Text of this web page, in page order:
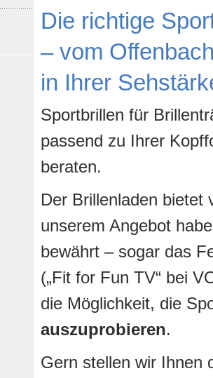
Die richtige
– vom
in Ihrer
Sportbrillen für
passend zu Ihrer
beraten.
Der Brillenladen bietet
unserem Angebot
bewährt – sogar das
(„Fit for Fun TV“ bei
die Möglichkeit, die
auszuprobieren.
Gern stellen wir Ihnen